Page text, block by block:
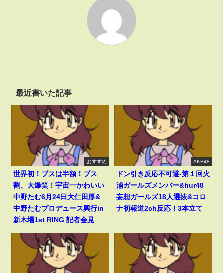
最近書いた記事
おすすめ
世界初！ブスは半額！ブス
割、大爆笑！宇宙一かわいい
中野たむ6月24日大仁田厚&
中野たむプロデュース興行in
新木場1st RING 記者会見
AKB48
ドン引き反応不可避-第１回火
浦ガールズメンバー&hur48
妄想ガールズ18人選抜&コロ
ナ初報道2ch反応！3本立て